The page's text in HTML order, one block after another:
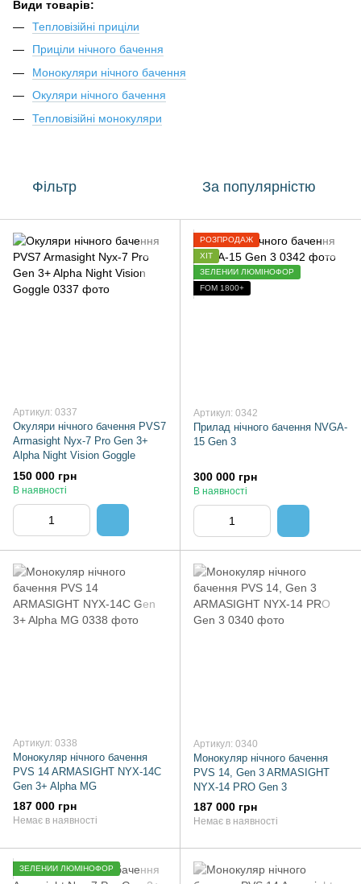
Види товарів:
Тепловізійні приціли
Приціли нічного бачення
Монокуляри нічного бачення
Окуляри нічного бачення
Тепловізійні монокуляри
Фільтр За популярністю
Артикул: 0337
Окуляри нічного бачення PVS7
Armasight Nyx-7 Pro Gen 3+
Alpha Night Vision Goggle
150 000 грн
В наявності
РОЗПРОДАЖ
ХІТ
ЗЕЛЕНИЙ ЛЮМІНОФОР
FOM 1800+
Артикул: 0342
Прилад нічного бачення NVGA-
15 Gen 3
300 000 грн
В наявності
Артикул: 0338
Монокуляр нічного бачення
PVS 14 ARMASIGHT NYX-14C
Gen 3+ Alpha MG
187 000 грн
Немає в наявності
Артикул: 0340
Монокуляр нічного бачення
PVS 14, Gen 3 ARMASIGHT
NYX-14 PRO Gen 3
187 000 грн
Немає в наявності
ЗЕЛЕНИЙ ЛЮМІНОФОР